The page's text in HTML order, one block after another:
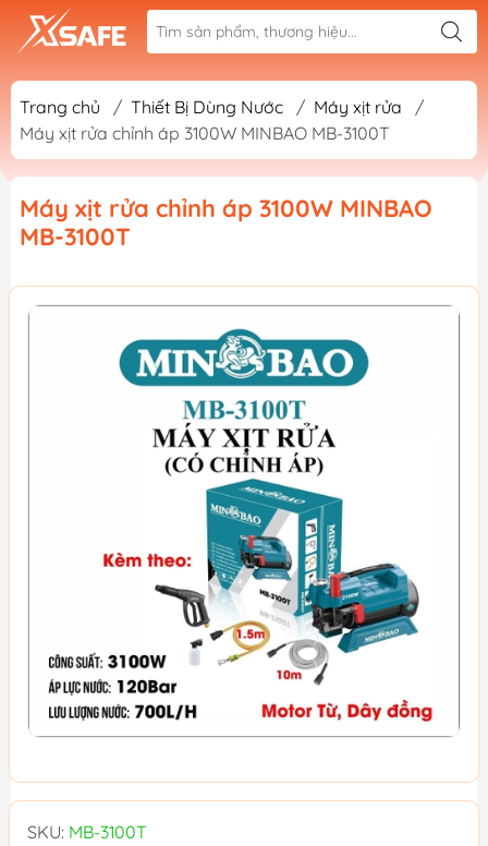
Trang chủ / Thiết Bị Dùng Nước / Máy xịt rửa
/
Máy xịt rửa chỉnh áp 3100W MINBAO MB-3100T
Máy xịt rửa chỉnh áp 3100W MINBAO
MB-3100T
SKU: MB-3100T